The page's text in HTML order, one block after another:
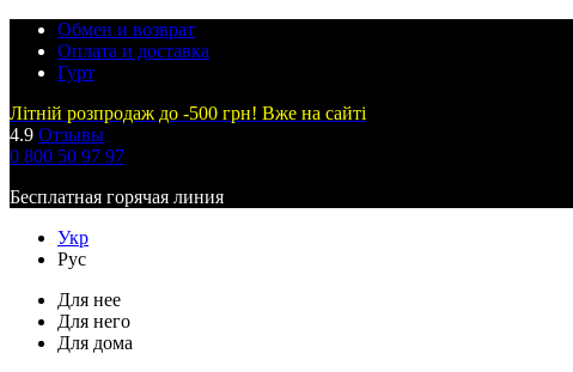
Обмен и возврат
Оплата и доставка
Гурт
Літній розпродаж до -500 грн! Вже на сайті
4.9 Отзывы
0 800 50 97 97
Бесплатная горячая линия
Укр
Рус
Для нее
Для него
Для дома